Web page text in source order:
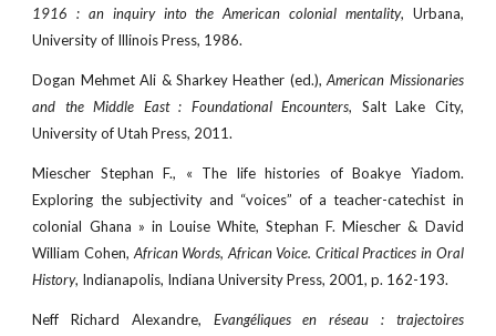
1916 : an inquiry into the American colonial mentality, Urbana,
University of Illinois Press, 1986.
Dogan Mehmet Ali & Sharkey Heather (ed.),American Missionaries
and the Middle East : Foundational Encounters, Salt Lake City,
University of Utah Press, 2011.
Miescher Stephan F., « The life histories of Boakye Yiadom.
Exploring the subjectivity and “voices” of a teacher-catechist in
colonial Ghana » in Louise White, Stephan F. Miescher & David
William Cohen, African Words, African Voice. Critical Practices in Oral
History, Indianapolis, Indiana University Press, 2001, p. 162-193.
Neff Richard Alexandre, Evangéliques en réseau : trajectoires